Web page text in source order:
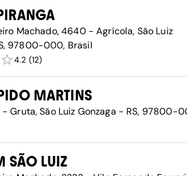
Machado, 4640 - Agrícola, São Luiz
97800-000, Brasil
4.2 (12)
MARTINS
Gruta, São Luiz Gonzaga - RS, 97800-
SÃO LUIZ